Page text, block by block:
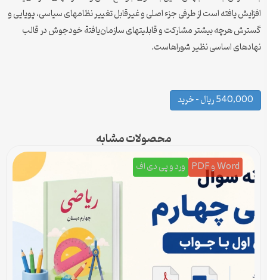
افزایش یافته است از طرفی جزء اصلی و غیر‌قابل تغییر نظام‎های سیاسی، پویایی و
گسترش هرچه بیش‎تر مشارکت و قابلیت‎های سازمان‌یافتة خود‌جوش در قالب
نهادهای اساسی نظیر شوراهاست.
540,000 ریال – خرید
محصولات مشابه
Word و PDF ورد و پی دی اف